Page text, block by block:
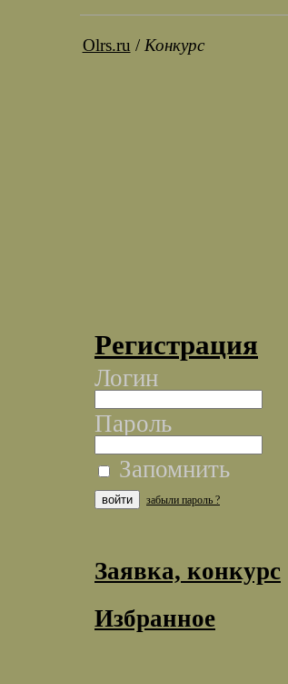
Olrs.ru / Конкурс
Регистрация
Логин
Пароль
Запомнить
забыли пароль ?
Заявка, конкурс
Избранное